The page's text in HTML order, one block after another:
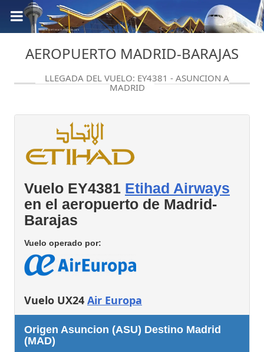
AEROPUERTO MADRID-BARAJAS
LLEGADA DEL VUELO: EY4381 - ASUNCION A
MADRID
Vuelo EY4381 Etihad Airways
en el aeropuerto de Madrid-
Barajas
Vuelo operado por:
Vuelo UX24 Air Europa
Origen Asuncion (ASU) Destino Madrid
(MAD)